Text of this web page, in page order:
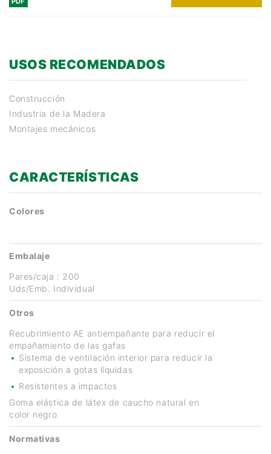
USOS RECOMENDADOS
Construcción
Industria de la Madera
Montajes mecánicos
CARACTERÍSTICAS
Colores
Embalaje
Pares/caja : 200
Uds/Emb. Individual
Otros
Recubrimiento AE antiempañante para reducir el
empañamiento de las gafas
Sistema de ventilación interior para reducir la
exposición a gotas líquidas
Resistentes a impactos
Goma elástica de látex de caucho natural en
color negro
Normativas